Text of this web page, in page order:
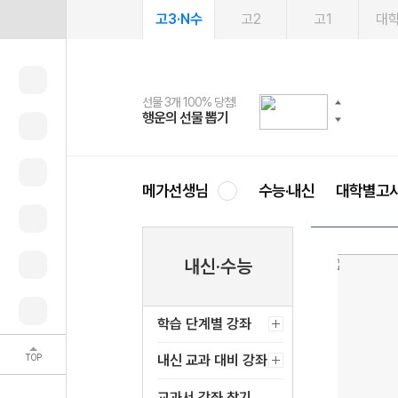
TOP
고3·N수 고2 고1 대
선물 3개 100% 당첨!
행운의 선물 뽑기
선물 100% 증정!
메가스터디 X 올리브
여름방학 스터디 캐시백
메가런 썸머스쿨
2027 러셀 단과
강사 공개선발
스마트러닝앱
설문 EVENT
메가패스
3일 무료 체험권
메가패스 수강생 무료혜택!
메가클럽 멤버십
사회공헌 캠페인
희망이룸 메가나눔
메가선생님 수능·내신 대학별고
내신·수능
학습 단계별 강좌
내신 교과 대비 강좌